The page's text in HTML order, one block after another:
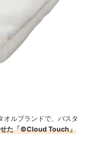
ルブランドで、バスタ
せた「©Cloud Touch」